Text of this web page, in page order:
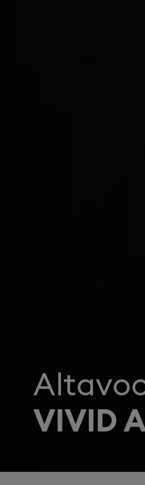
VIVID